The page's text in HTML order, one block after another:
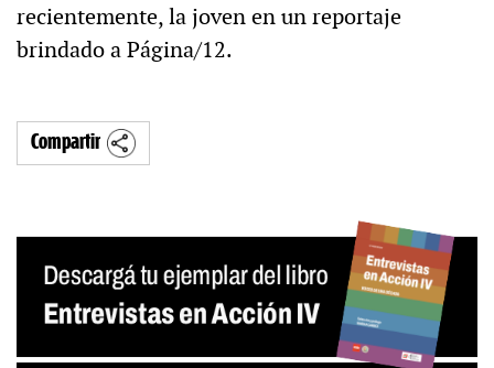
recientemente, la joven en un reportaje
brindado a Página/12.
Compartir